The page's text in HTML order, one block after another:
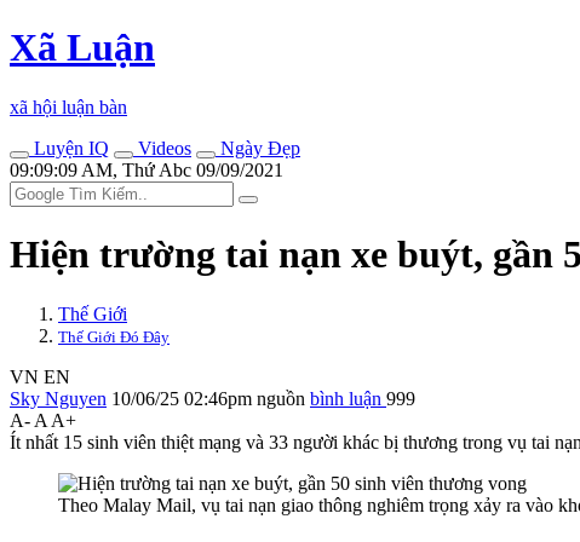
Xã Luận
xã hội luận bàn
Luyện IQ
Videos
Ngày Đẹp
09:09:09 AM, Thứ Abc 09/09/2021
Hiện trường tai nạn xe buýt, gần
Thế Giới
Thế Giới Đó Đây
VN EN
Sky Nguyen 10/06/25 02:46pm nguồn bình luận 999
A- A A+
Ít nhất 15 sinh viên thiệt mạng và 33 người khác bị thương trong vụ tai
Theo Malay Mail, vụ tai nạn giao thông nghiêm trọng xảy ra vào